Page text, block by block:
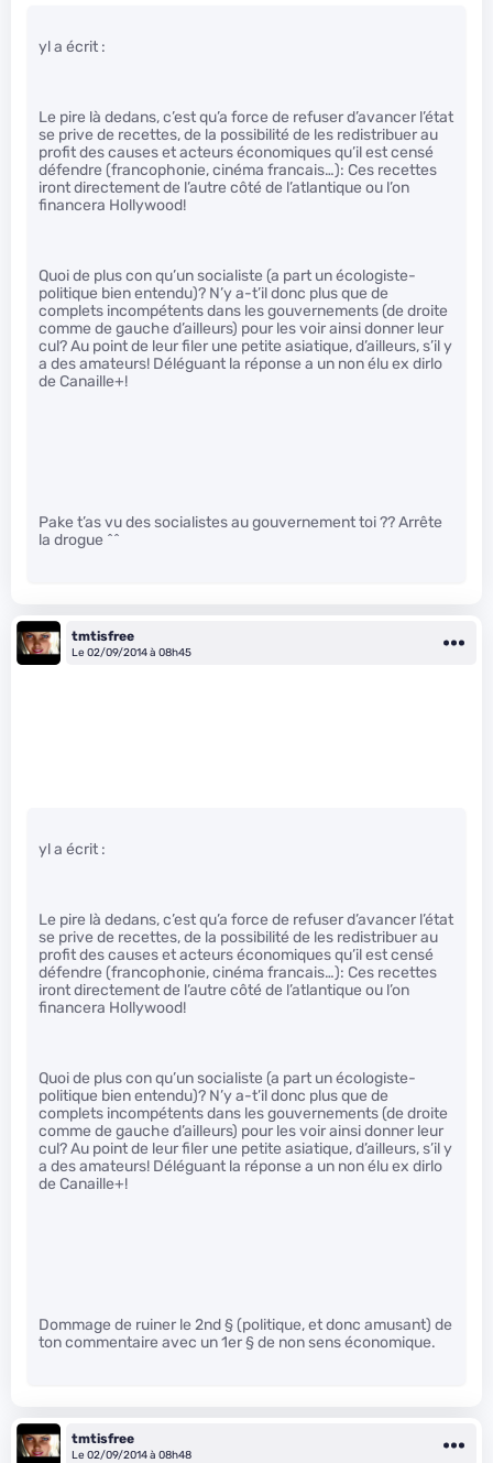
yl a écrit :
Le pire là dedans, c’est qu’a force de refuser d’avancer l’état
se prive de recettes, de la possibilité de les redistribuer au
profit des causes et acteurs économiques qu’il est censé
défendre (francophonie, cinéma francais…): Ces recettes
iront directement de l’autre côté de l’atlantique ou l’on
financera Hollywood!
Quoi de plus con qu’un socialiste (a part un écologiste-
politique bien entendu)? N’y a-t’il donc plus que de
complets incompétents dans les gouvernements (de droite
comme de gauche d’ailleurs) pour les voir ainsi donner leur
cul? Au point de leur filer une petite asiatique, d’ailleurs, s’il y
a des amateurs! Déléguant la réponse a un non élu ex dirlo
de Canaille+!
Pake t’as vu des socialistes au gouvernement toi ?? Arrête
la drogue ^^
tmtisfree
Le 02/09/2014 à 08h45
yl a écrit :
Le pire là dedans, c’est qu’a force de refuser d’avancer l’état
se prive de recettes, de la possibilité de les redistribuer au
profit des causes et acteurs économiques qu’il est censé
défendre (francophonie, cinéma francais…): Ces recettes
iront directement de l’autre côté de l’atlantique ou l’on
financera Hollywood!
Quoi de plus con qu’un socialiste (a part un écologiste-
politique bien entendu)? N’y a-t’il donc plus que de
complets incompétents dans les gouvernements (de droite
comme de gauche d’ailleurs) pour les voir ainsi donner leur
cul? Au point de leur filer une petite asiatique, d’ailleurs, s’il y
a des amateurs! Déléguant la réponse a un non élu ex dirlo
de Canaille+!
Dommage de ruiner le 2nd § (politique, et donc amusant) de
ton commentaire avec un 1er § de non sens économique.
tmtisfree
Le 02/09/2014 à 08h48